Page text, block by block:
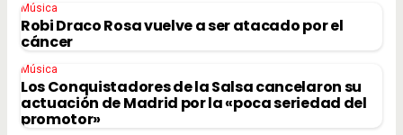
Música
Robi Draco Rosa vuelve a ser atacado por el
cáncer
Música
Los Conquistadores de la Salsa cancelaron su
actuación de Madrid por la «poca seriedad del
promotor»